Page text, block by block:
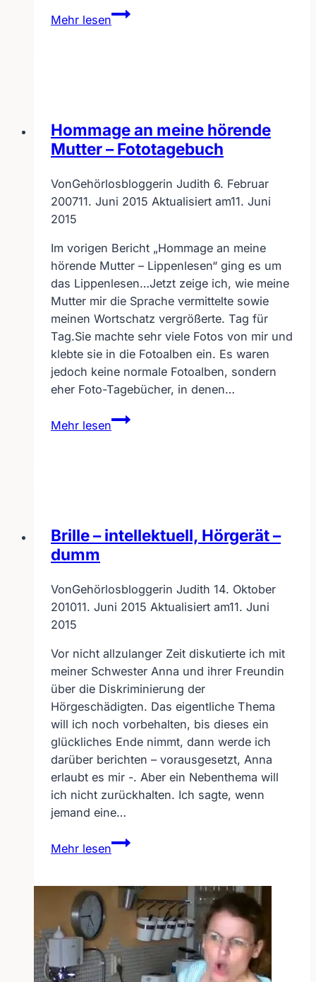
Mehr lesen
Gebärden-
UT-
Hommage an meine hörende
Mutter – Fototagebuch
VonGehörlosbloggerin Judith 6. Februar
200711. Juni 2015 Aktualisiert am11. Juni
2015
Im vorigen Bericht „Hommage an meine
hörende Mutter – Lippenlesen“ ging es um
das Lippenlesen…Jetzt zeige ich, wie meine
Mutter mir die Sprache vermittelte sowie
meinen Wortschatz vergrößerte. Tag für
Tag.Sie machte sehr viele Fotos von mir und
klebte sie in die Fotoalben ein. Es waren
jedoch keine normale Fotoalben, sondern
eher Foto-Tagebücher, in denen…
Mehr lesen
Hommage
an
Brille – intellektuell, Hörgerät –
dumm
VonGehörlosbloggerin Judith 14. Oktober
201011. Juni 2015 Aktualisiert am11. Juni
2015
Vor nicht allzulanger Zeit diskutierte ich mit
meiner Schwester Anna und ihrer Freundin
über die Diskriminierung der
Hörgeschädigten. Das eigentliche Thema
will ich noch vorbehalten, bis dieses ein
glückliches Ende nimmt, dann werde ich
darüber berichten – vorausgesetzt, Anna
erlaubt es mir -. Aber ein Nebenthema will
ich nicht zurückhalten. Ich sagte, wenn
jemand eine…
Mehr lesen
Brille
–
Hörgerät
dumm